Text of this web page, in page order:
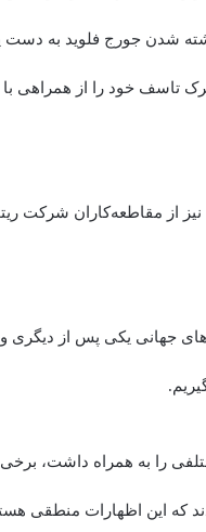
شدن جورج فلوید به دست
تاسف خود را از همراهی با
نیز از مقاطعه‌کاران شرکت
جهانی یکی پس از دیگری
را به همراه داشت،
که این اظهارات منطقی